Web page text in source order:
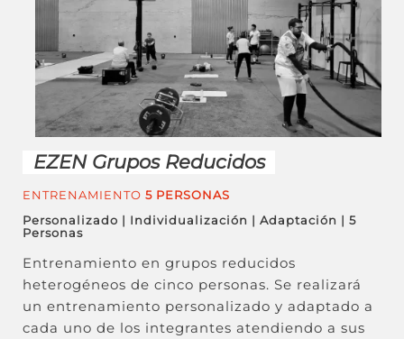
EZEN Grupos Reducidos
ENTRENAMIENTO 5 PERSONAS
Personalizado | Individualización | Adaptación | 5
Personas
Entrenamiento en grupos reducidos
heterogéneos de cinco personas. Se realizará
un entrenamiento personalizado y adaptado a
cada uno de los integrantes atendiendo a sus